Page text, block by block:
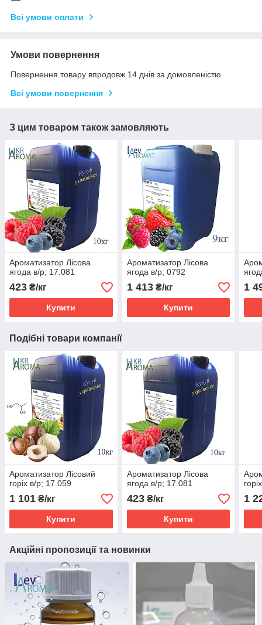
Всі умови оплати
Умови повернення
Повернення товару впродовж 14 днів за домовленістю
Всі умови повернення
З цим товаром також замовляють
Ароматизатор Лісова
ягода в/р; 17.081
423 ₴/кг
Купити
Ароматизатор Лісова
ягода в/р; 0792
1 413₴/кг
Купити
1
Подібні товари компанії
Ароматизатор Лісовий
горіх в/р; 17.059
1 101 ₴/кг
Купити
Ароматизатор Лісова
ягода в/р; 17.081
423₴/кг
Купити
1
Акційні пропозиції та новинки